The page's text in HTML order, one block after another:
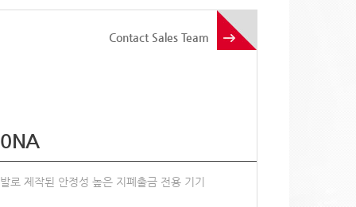
로 제작된 안정성 높은 지폐출금 전용 기기
Contact Sales Team